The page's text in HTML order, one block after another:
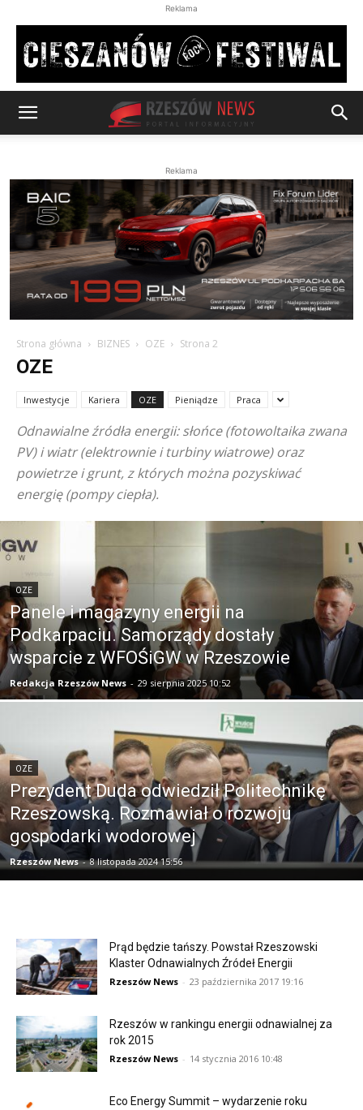
Reklama
Reklama
Strona główna BIZNES OZE Strona 2
OZE
Inwestycje Kariera OZE Pieniądze Praca
Odnawialne źródła energii: słońce (fotowoltaika zwana
PV) i wiatr (elektrownie i turbiny wiatrowe) oraz
powietrze i grunt, z których można pozyskiwać
energię (pompy ciepła).
OZE
Panele i magazyny energii na
Podkarpaciu. Samorządy dostały
wsparcie z WFOŚiGW w Rzeszowie
Redakcja Rzeszów News - 29 sierpnia 2025 10:52
OZE
Prezydent Duda odwiedził Politechnikę
Rzeszowską. Rozmawiał o rozwoju
gospodarki wodorowej
Rzeszów News - 8 listopada 2024 15:56
Prąd będzie tańszy. Powstał Rzeszowski
Klaster Odnawialnych Źródeł Energii
Rzeszów News - 23 października 2017 19:16
Rzeszów w rankingu energii odnawialnej za
rok 2015
Rzeszów News - 14 stycznia 2016 10:48
Eco Energy Summit – wydarzenie roku